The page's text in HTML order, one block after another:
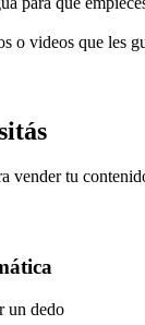
o videos que les
vender tu
un dedo